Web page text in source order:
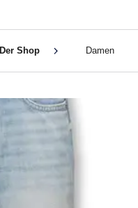
Der Shop Damen